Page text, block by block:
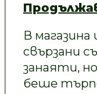
В
свързани
занаяти,
беше